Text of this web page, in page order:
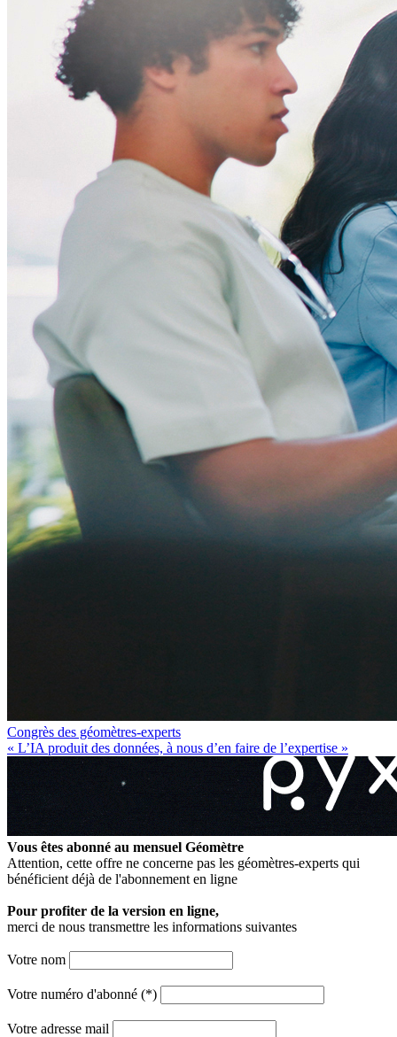
Congrès des géomètres-experts
« L’IA produit des données, à nous d’en faire de l’expertise »
Vous êtes abonné au mensuel Géomètre
Attention, cette offre ne concerne pas les géomètres-experts qui
bénéficient déjà de l'abonnement en ligne
Pour profiter de la version en ligne,
merci de nous transmettre les informations suivantes
Votre nom
Votre numéro d'abonné (*)
Votre adresse mail